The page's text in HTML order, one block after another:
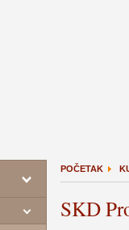
POČETAK
SKD